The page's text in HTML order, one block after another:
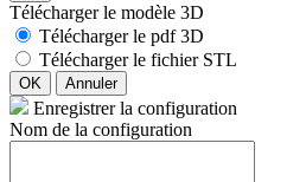
Télécharger le modèle 3D
Télécharger le pdf 3D
Télécharger le fichier STL
OK Annuler
Enregistrer la configuration
Nom de la configuration